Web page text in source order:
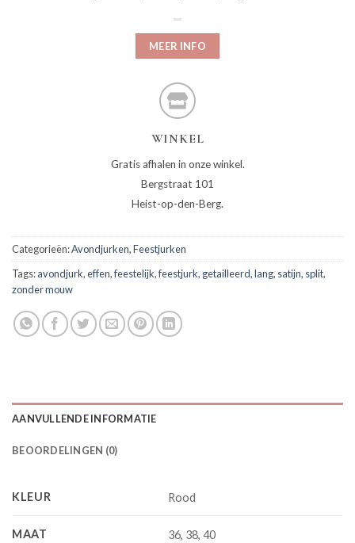
MEER INFO
WINKEL
Gratis afhalen in onze winkel.
Bergstraat 101
Heist-op-den-Berg.
Categorieën:Avondjurken,Feestjurken
Tags:avondjurk,effen,feestelijk,feestjurk, getailleerd,lang, satijn, split,
zonder mouw
AANVULLENDE INFORMATIE
BEOORDELINGEN (0)
KLEUR Rood
MAAT 36, 38, 40